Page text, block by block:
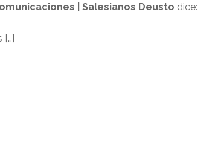
| Salesianos Deusto dice:
[…]